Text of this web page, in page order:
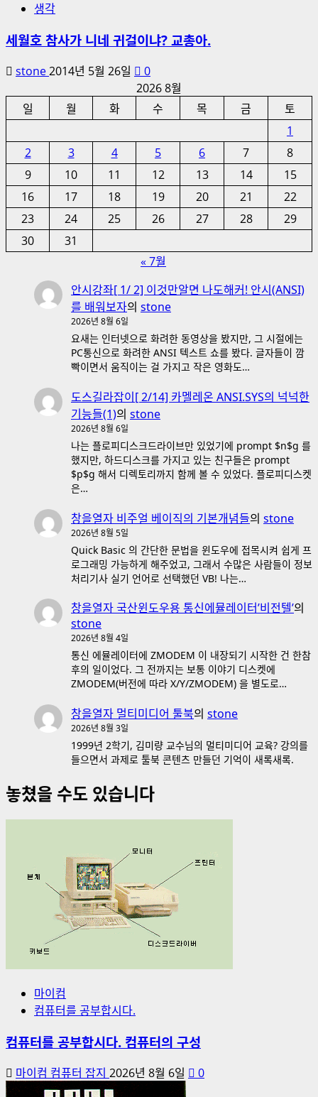
생각
세월호 참사가 니네 귀걸이냐? 교총아.
stone2014년 5월 26일
0
2026 8월
일
월 화 수 목 금
토
1
2
3 4 5 6 7
8
9
10 11 12 13 14
15
16
17 18 19 20 21
22
23
24 25 26 27 28
29
30
31
« 7월
안시강좌[ 1/ 2] 이것만알면 나도해커! 안시(ANSI)
를 배워보자의 stone
2026년 8월 6일
요새는 인터넷으로 화려한 동영상을 봤지만, 그 시절에는
PC통신으로 화려한 ANSI 텍스트 쇼를 봤다. 글자들이 깜
빡이면서 움직이는 걸 가지고 작은 영화도…
도스길라잡이[ 2/14] 카멜레온 ANSI.SYS의 넉넉한
기능들(1)의 stone
2026년 8월 6일
나는 플로피디스크드라이브만 있었기에 prompt $n$g 를
했지만, 하드디스크를 가지고 있는 친구들은 prompt
$p$g 해서 디렉토리까지 함께 볼 수 있었다. 플로피디스켓
은…
창을열자 비주얼 베이직의 기본개념들의 stone
2026년 8월 5일
Quick Basic 의 간단한 문법을 윈도우에 접목시켜 쉽게 프
로그래밍 가능하게 해주었고, 그래서 수많은 사람들이 정보
처리기사 실기 언어로 선택했던 VB! 나는…
창을열자 국산윈도우용 통신에뮬레이터’비전텔’의
stone
2026년 8월 4일
통신 에뮬레이터에 ZMODEM 이 내장되기 시작한 건 한참
후의 일이었다. 그 전까지는 보통 이야기 디스켓에
ZMODEM(버전에 따라 X/Y/ZMODEM) 을 별도로…
창을열자 멀티미디어 툴북의 stone
2026년 8월 3일
1999년 2학기, 김미량 교수님의 멀티미디어 교육? 강의를
들으면서 과제로 툴북 콘텐츠 만들던 기억이 새록새록.
놓쳤을 수도 있습니다
마이컴
컴퓨터를 공부합시다.
컴퓨터를 공부합시다. 컴퓨터의 구성
마이컴 컴퓨터 잡지 2026년 8월 6일 0